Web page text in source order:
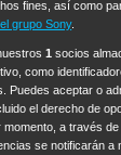
de
Without Sin:
Orleans
margen de
Kind
fines, así como
grupo Sony.
1 socios
como
Puedes aceptar o
el derecho de
momento, a través
se notificarán